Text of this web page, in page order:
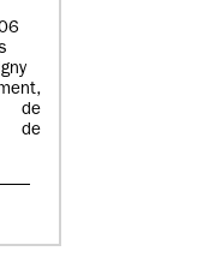
de
de